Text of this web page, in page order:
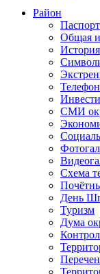
Район
Общая
История
СМИ
Схема
День
Туризм
Дума